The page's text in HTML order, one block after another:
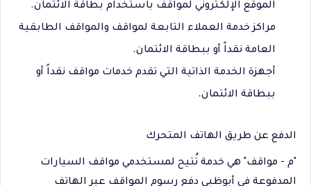
الموقع الإلكتروني لمواقف باستخدام بطاقة الائتمان.
مراكز خدمة العملاء التابعة لمواقف والمواقف الطابقية
العامة نقداً أو ببطاقة الائتمان.
أجهزة الخدمة الذاتية التي تقدم خدمات مواقف نقداً أو
ببطاقة الائتمان.
الدفع عن طريق الهاتف المتحرك
"م - مواقف" هي خدمة تُتيح لمستخدمي مواقف السيارات
المدفوعة في أبوظبي دفع رسوم المواقف عبر الهاتف